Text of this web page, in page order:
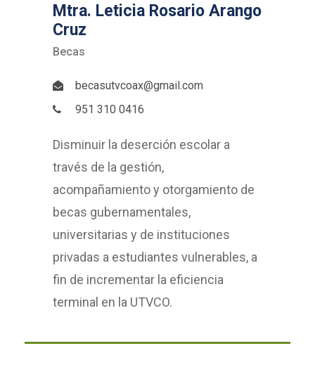
Mtra. Leticia Rosario Arango
Cruz
Becas
becasutvcoax@gmail.com
951 310 0416
Disminuir la deserción escolar a
través de la gestión,
acompañamiento y otorgamiento de
becas gubernamentales,
universitarias y de instituciones
privadas a estudiantes vulnerables, a
fin de incrementar la eficiencia
terminal en la UTVCO.